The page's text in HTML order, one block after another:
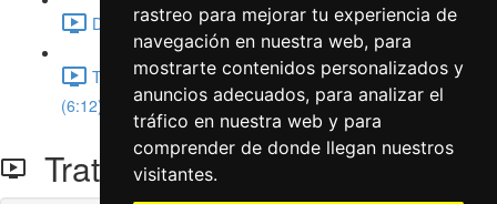
rastreo para mejorar tu experiencia de
navegación en nuestra web, para
mostrarte contenidos personalizados y
anuncios adecuados, para analizar el
tráfico en nuestra web y para
comprender de donde llegan nuestros
visitantes.
Dieta sin alérgenos (5:55)
Tengamos esto en cuenta: Aspectos nutricionales
(6:12)
Tratamiento endoscópico